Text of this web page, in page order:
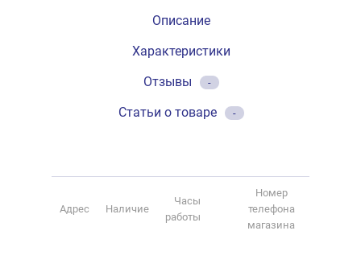
Описание
Характеристики
Отзывы
-
Статьи о товаре -
Адрес Наличие
Часы
работы
Номер
телефона
магазина